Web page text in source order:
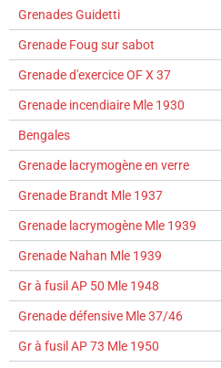
Grenades Guidetti
Grenade Foug sur sabot
Grenade d'exercice OF X 37
Grenade incendiaire Mle 1930
Bengales
Grenade lacrymogène en verre
Grenade Brandt Mle 1937
Grenade lacrymogène Mle 1939
Grenade Nahan Mle 1939
Gr à fusil AP 50 Mle 1948
Grenade défensive Mle 37/46
Gr à fusil AP 73 Mle 1950